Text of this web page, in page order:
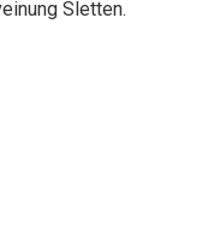
Sletten.